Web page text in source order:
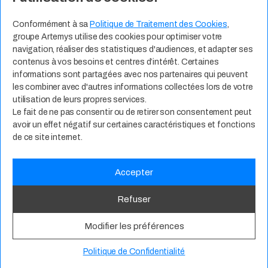
Conformément à sa Politique de Traitement des Cookies,
groupe Artemys utilise des cookies pour optimiser votre
navigation, réaliser des statistiques d'audiences, et adapter ses
contenus à vos besoins et centres d’intérêt. Certaines
informations sont partagées avec nos partenaires qui peuvent
les combiner avec d'autres informations collectées lors de votre
utilisation de leurs propres services.
Le fait de ne pas consentir ou de retirer son consentement peut
avoir un effet négatif sur certaines caractéristiques et fonctions
de ce site internet.
Accepter
Refuser
Modifier les préférences
Politique de Confidentialité
Contact Expertises Métiers
Espace Talents Offres d’Emploi
Candidature Spontanée
Politique de Confidentialité CGU RSE Mentions Légales